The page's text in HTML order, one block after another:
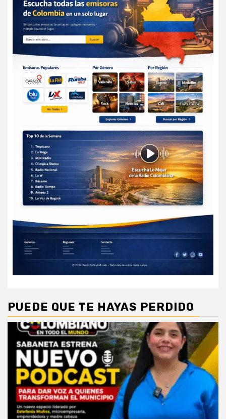
PUEDE QUE TE HAYAS PERDIDO